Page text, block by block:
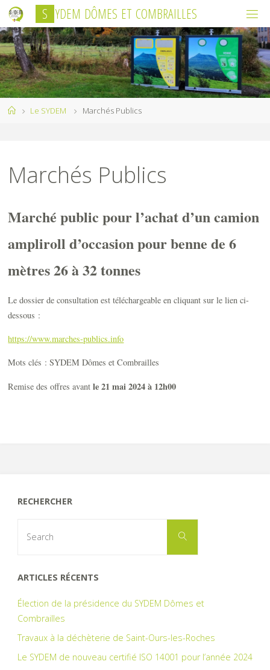
Skip
content
S YDEM DÔMES ET COMBRAIL L ES
HomeLe SYDEM Marchés Publics
Marchés Publics
Marché public pour l’achat d’un camion
ampliroll d’occasion pour benne de 6
mètres 26 à 32 tonnes
Le dossier de consultation est téléchargeable en cliquant sur le lien ci-
dessous :
https://www.marches-publics.info
Mots clés : SYDEM Dômes et Combrailles
Remise des offres avantle 21 mai 2024 à 12h00
RECHERCHER
Search
ARTICLES RÉCENTS
Élection de la présidence du SYDEM Dômes et
Combrailles
Travaux à la déchèterie de Saint-Ours-les-Roches
Le SYDEM de nouveau certifié ISO 14001 pour l’année 2024